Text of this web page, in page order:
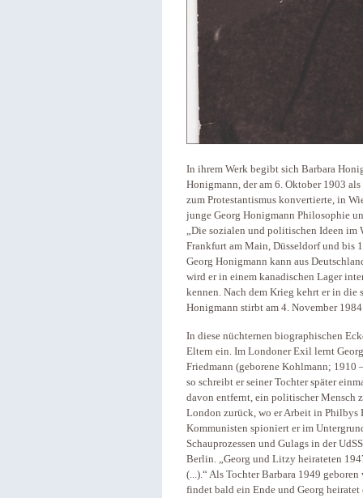
In ihrem Werk begibt sich Barbara
Honigmann, der am 6. Oktober 1903
zum Protestantismus konvertierte, in
junge Georg Honigmann Philosophie
„Die sozialen und politischen Ideen im
Frankfurt am Main, Düsseldorf und bis
Georg Honigmann kann aus
wird er in einem kanadischen Lager
kennen. Nach dem Krieg kehrt er in die
Honigmann stirbt am 4. November
In diese nüchternen biographischen
Eltern ein. Im Londoner Exil lernt
Friedmann (geborene Kohlmann; 1910
so schreibt er seiner Tochter später
davon entfernt, ein politischer Mensch
London zurück, wo er Arbeit in Philbys
Kommunisten spioniert er im
Schauprozessen und Gulags in der
Berlin. „Georg und Litzy heirateten
(...).“ Als Tochter Barbara 1949
findet bald ein Ende und Georg